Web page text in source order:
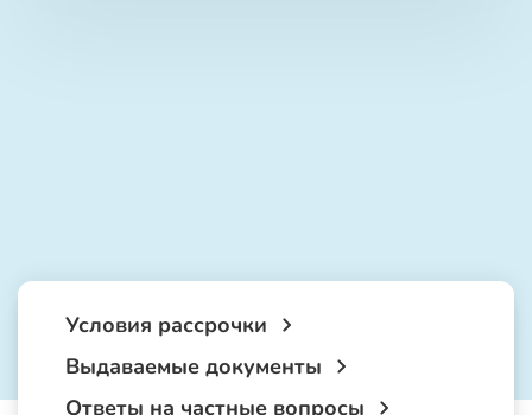
Условия рассрочки
Выдаваемые документы
Ответы на частные вопросы